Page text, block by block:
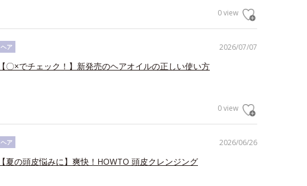
0 view
2026/07/07
ヘア
【〇×でチェック！】新発売のヘアオイルの正しい使い方
0 view
2026/06/26
ヘア
【夏の頭皮悩みに】爽快！HOWTO 頭皮クレンジング